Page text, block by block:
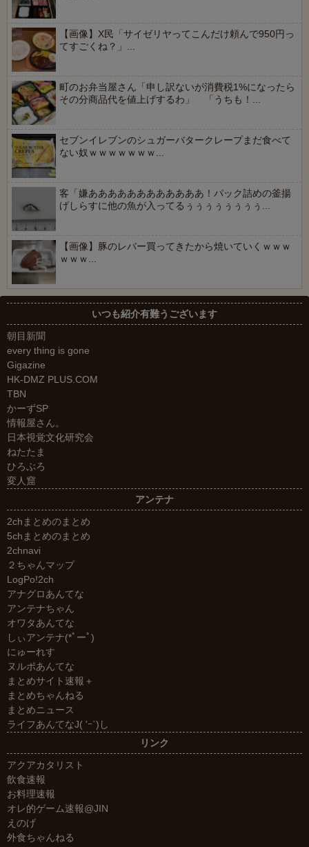
【画像】X民「サイゼリヤってこんだけ頼んで950円っ
てすごくね？」...
町のお弁当屋さん「申し訳ないが消費税1%になったら
その分商品代を値上げするわ」 「うちも！...
セブンイレブンのシュガーバタークレープまだ食べて
ない奴ｗｗｗｗｗｗｗ...
客「嫌ああああああああああああ！パック詰めの釜揚
げしらすに他の魚が入ってるぅぅぅぅぅぅぅぅ...
【画像】豚のレバー買ってきたから焼いていくｗｗｗ
ｗｗｗ...
いつも紹介有難うございます
朝目新聞
every thing is gone
Gigazine
HK-DMZ PLUS.COM
TBN
かーずSP
情報屋さん。
日本視覚文化研究会
ねたたま
ひろぶろ
変人窟
アンテナ
2chまとめのまとめ
5chまとめのまとめ
2chnavi
２ちゃんマップ
LogPo!2ch
アナグロあんてな
アンテナちゃん
オワタあんてな
しぃアンテナ(*ﾟーﾟ)
にゅーれす
ヌルポあんてな
まとめサイト速報＋
まとめちゃんねる
まとめニュース
ライフあんてなJ( 'ｰ`)し
リンク
アクアカタリスト
飲食速報
お料理速報
オレ的ゲーム速報@JIN
えのげ
外食ちゃんねる